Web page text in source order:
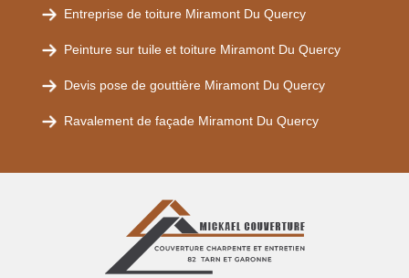
Entreprise de toiture Miramont Du Quercy
Peinture sur tuile et toiture Miramont Du Quercy
Devis pose de gouttière Miramont Du Quercy
Ravalement de façade Miramont Du Quercy